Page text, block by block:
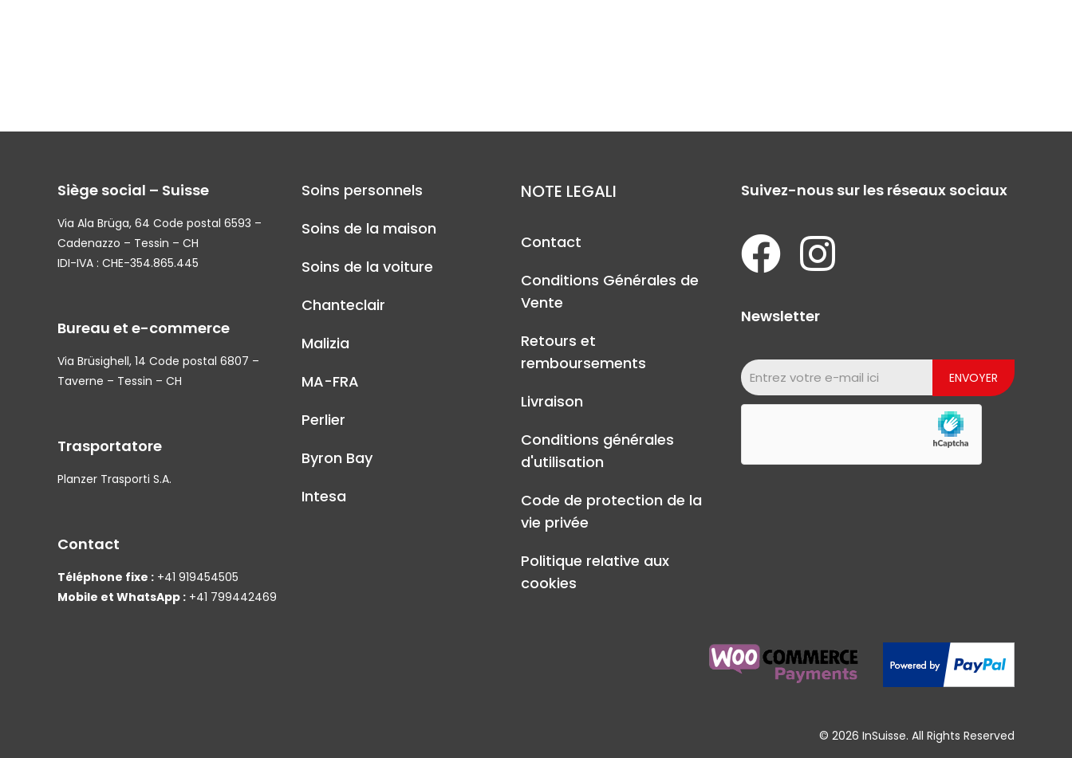
Siège social – Suisse
Via Ala Brüga, 64 Code postal 6593 –
Cadenazzo – Tessin – CH
IDI-IVA : CHE-354.865.445
Bureau et e-commerce
Via Brüsighell, 14 Code postal 6807 –
Taverne – Tessin – CH
Trasportatore
Planzer Trasporti S.A.
Contact
Téléphone fixe : +41 919454505
Mobile et WhatsApp : +41 799442469
Soins personnels
Soins de la maison
Soins de la voiture
Chanteclair
Malizia
MA-FRA
Perlier
Byron Bay
Intesa
NOTE LEGALI
Contact
Conditions Générales de
Vente
Retours et
remboursements
Livraison
Conditions générales
d'utilisation
Code de protection de la
vie privée
Politique relative aux
cookies
Suivez-nous sur les réseaux sociaux
Newsletter
© 2026 InSuisse. All Rights Reserved